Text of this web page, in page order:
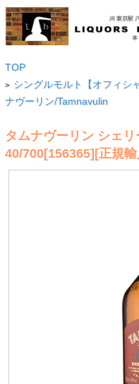
TOP
> シングルモルト【オフィシ
ナヴーリン/Tamnavulin
タムナヴーリン シェ
40/700[156365][正規